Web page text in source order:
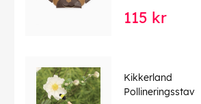
115 kr
Kikkerland
Pollineringsstav